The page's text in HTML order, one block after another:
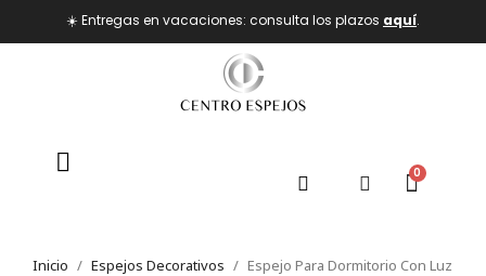
☀️ Entregas en vacaciones: consulta los plazos aquí.
Inicio Espejos Decorativos
Espejo Para Dormitorio Con Luz